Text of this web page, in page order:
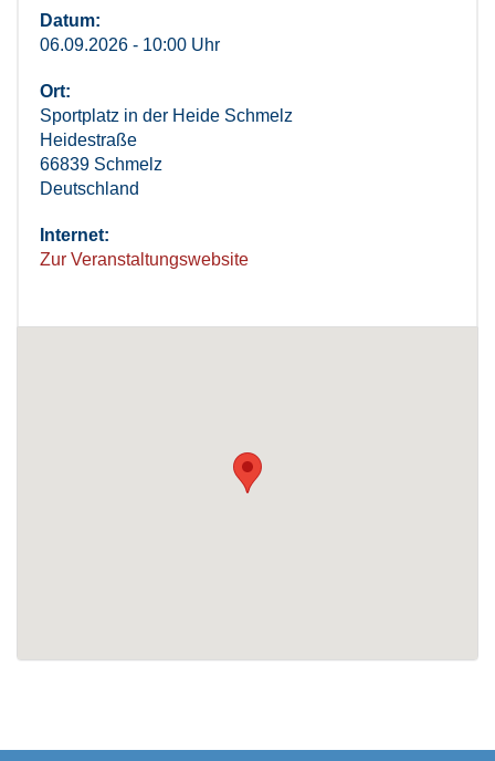
Datum:
06.09.2026 - 10:00 Uhr
Ort:
Sportplatz in der Heide Schmelz
Heidestraße
66839 Schmelz
Deutschland
Internet:
Zur Veranstaltungswebsite